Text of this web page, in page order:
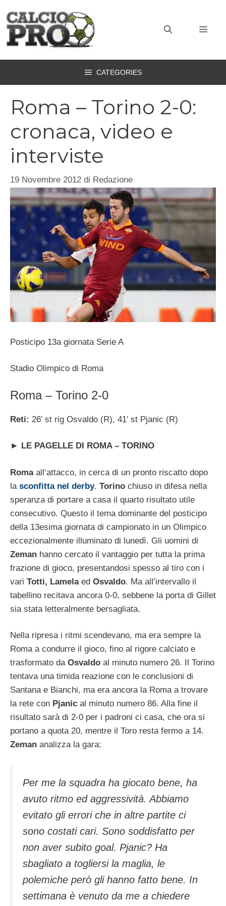
contenuto
CATEGORIES
Roma – Torino 2-0:
cronaca, video e
interviste
19 Novembre 2012 di Redazione
Posticipo 13a giornata Serie A
Stadio Olimpico di Roma
Roma – Torino 2-0
Reti: 26′ st rig Osvaldo (R), 41′ st Pjanic (R)
► LE PAGELLE DI ROMA – TORINO
Romaall’attacco, in cerca di un pronto riscatto dopo
la sconfitta nel derby. Torino chiuso in difesa nella
speranza di portare a casa il quarto risultato utile
consecutivo. Questo il tema dominante del posticipo
della 13esima giornata di campionato in un Olimpico
eccezionalmente illuminato di lunedì. Gli uomini di
Zeman hanno cercato il vantaggio per tutta la prima
frazione di gioco, presentandosi spesso al tiro con i
vari Totti, Lamelaed Osvaldo. Ma all’intervallo il
tabellino recitava ancora 0-0, sebbene la porta di Gillet
sia stata letteralmente bersagliata.
Nella ripresa i ritmi scendevano, ma era sempre la
Roma a condurre il gioco, fino al rigore calciato e
trasformato da Osvaldo al minuto numero 26. Il Torino
tentava una timida reazione con le conclusioni di
Santana e Bianchi, ma era ancora la Roma a trovare
la rete con Pjanic al minuto numero 86. Alla fine il
risultato sarà di 2-0 per i padroni ci casa, che ora si
portano a quota 20, mentre il Toro resta fermo a 14.
Zeman analizza la gara:
Per me la squadra ha giocato bene, ha
avuto ritmo ed aggressività. Abbiamo
evitato gli errori che in altre partite ci
sono costati cari. Sono soddisfatto per
non aver subito goal. Pjanic? Ha
sbagliato a togliersi la maglia, le
polemiche però gli hanno fatto bene. In
settimana è venuto da me a chiedere